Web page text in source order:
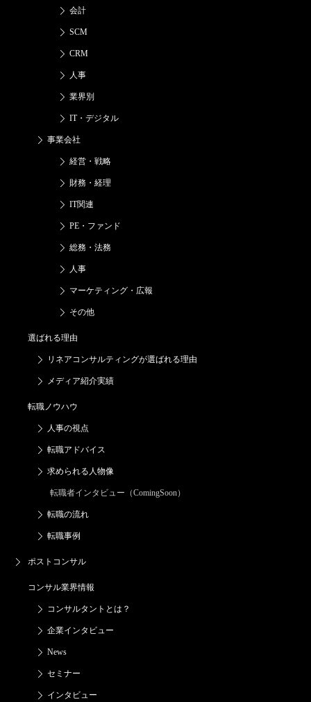
会計
SCM
CRM
人事
業界別
IT・デジタル
事業会社
経営・戦略
財務・経理
IT関連
PE・ファンド
総務・法務
人事
マーケティング・広報
その他
選ばれる理由
リネアコンサルティングが選ばれる理由
メディア紹介実績
転職ノウハウ
人事の視点
転職アドバイス
求められる人物像
転職者インタビュー（ComingSoon）
転職の流れ
転職事例
ポストコンサル
コンサル業界情報
コンサルタントとは？
企業インタビュー
News
セミナー
インタビュー